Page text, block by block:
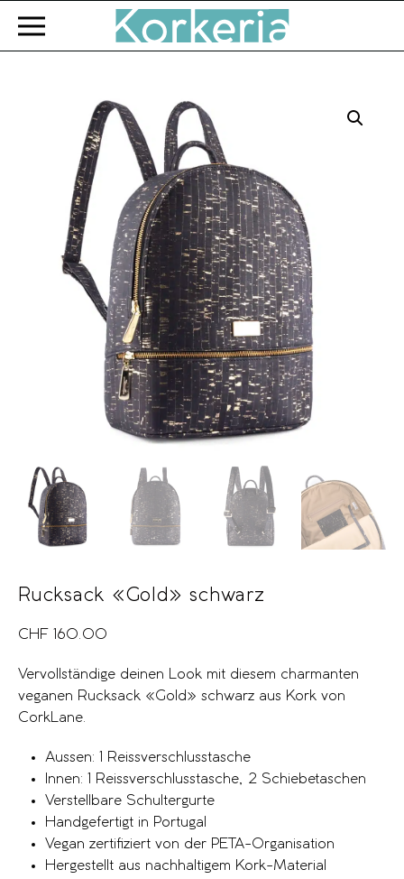
Zum Hauptinhalt springen
Rucksack «Gold» schwarz
CHF 160.00
Vervollständige deinen Look mit diesem charmanten
veganen Rucksack «Gold» schwarz aus Kork von
CorkLane.
Aussen: 1 Reissverschlusstasche
Innen: 1 Reissverschlusstasche, 2 Schiebetaschen
Verstellbare Schultergurte
Handgefertigt in Portugal
Vegan zertifiziert von der PETA-Organisation
Hergestellt aus nachhaltigem Kork-Material